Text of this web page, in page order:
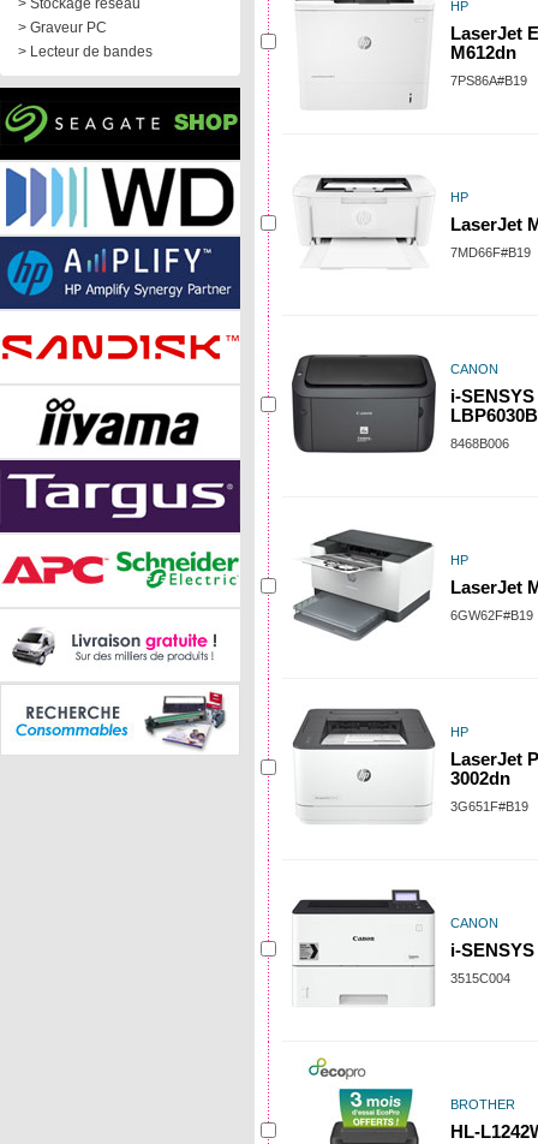
> Stockage reseau
> Graveur PC
> Lecteur de bandes
HP
LaserJet
M612dn
7PS86A#B19
HP
LaserJet
7MD66F#B19
CANON
i-SENSYS
LBP6030B
8468B006
HP
LaserJet
6GW62F#B19
HP
LaserJet
3002dn
3G651F#B19
CANON
i-
3515C004
BROTHER
HL-